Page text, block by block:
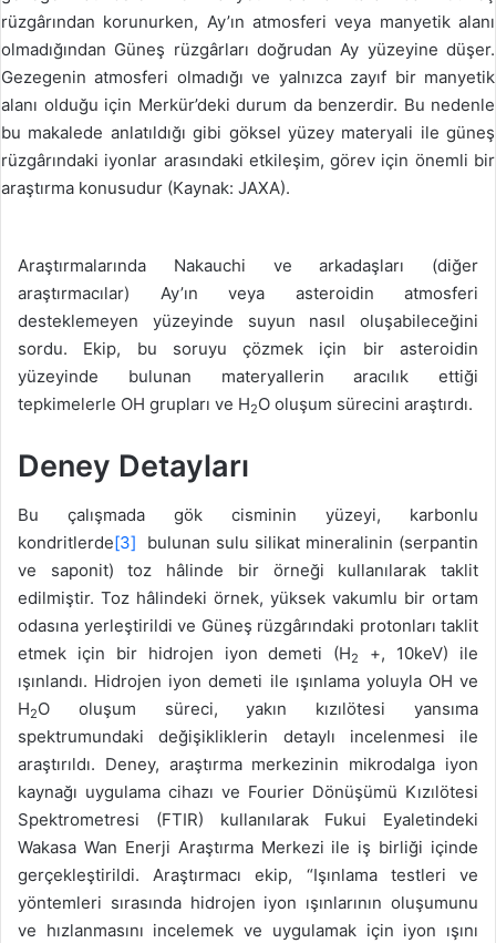
rüzgârından korunurken, Ay’ın atmosferi veya manyetik alanı
olmadığından Güneş rüzgârları doğrudan Ay yüzeyine düşer.
Gezegenin atmosferi olmadığı ve yalnızca zayıf bir manyetik
alanı olduğu için Merkür’deki durum da benzerdir. Bu nedenle
bu makalede anlatıldığı gibi göksel yüzey materyali ile güneş
rüzgârındaki iyonlar arasındaki etkileşim, görev için önemli bir
araştırma konusudur (Kaynak: JAXA).
Araştırmalarında Nakauchi ve arkadaşları (diğer
araştırmacılar) Ay’ın veya asteroidin atmosferi
desteklemeyen yüzeyinde suyun nasıl oluşabileceğini
sordu. Ekip, bu soruyu çözmek için bir asteroidin
yüzeyinde bulunan materyallerin aracılık ettiği
tepkimelerle OH grupları ve H2O oluşum sürecini araştırdı.
Deney Detayları
Bu çalışmada gök cisminin yüzeyi, karbonlu
kondritlerde[3] bulunan sulu silikat mineralinin (serpantin
ve saponit) toz hâlinde bir örneği kullanılarak taklit
edilmiştir. Toz hâlindeki örnek, yüksek vakumlu bir ortam
odasına yerleştirildi ve Güneş rüzgârındaki protonları taklit
etmek için bir hidrojen iyon demeti (H2
+, 10keV) ile
ışınlandı. Hidrojen iyon demeti ile ışınlama yoluyla OH ve
H2O oluşum süreci, yakın kızılötesi yansıma
spektrumundaki değişikliklerin detaylı incelenmesi ile
araştırıldı. Deney, araştırma merkezinin mikrodalga iyon
kaynağı uygulama cihazı ve Fourier Dönüşümü Kızılötesi
Spektrometresi (FTIR) kullanılarak Fukui Eyaletindeki
Wakasa Wan Enerji Araştırma Merkezi ile iş birliği içinde
gerçekleştirildi. Araştırmacı ekip, “Işınlama testleri ve
yöntemleri sırasında hidrojen iyon ışınlarının oluşumunu
ve hızlanmasını incelemek ve uygulamak için iyon ışını